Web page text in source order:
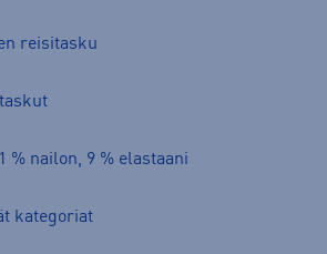
reisitasku
% nailon, 9 % elastaani
kategoriat